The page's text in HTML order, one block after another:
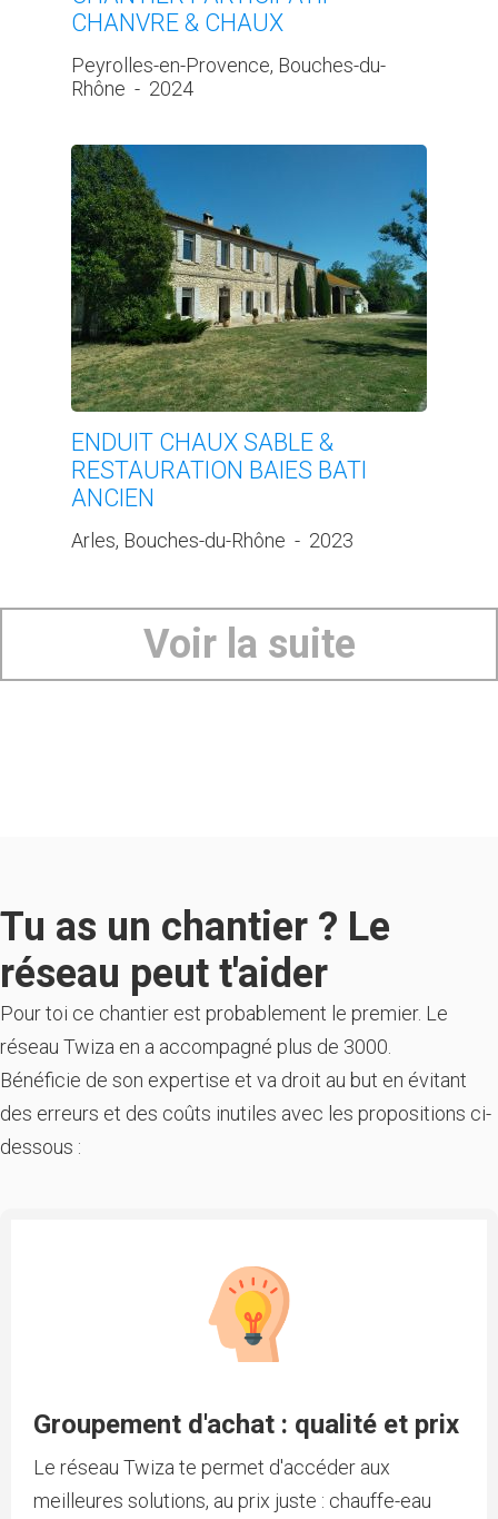
CHANVRE & CHAUX
Peyrolles-en-Provence, Bouches-du-
Rhône - 2024
ENDUIT CHAUX SABLE &
RESTAURATION BAIES BATI
ANCIEN
Arles, Bouches-du-Rhône - 2023
Voir la suite
Tu as un chantier ? Le
réseau peut t'aider
Pour toi ce chantier est probablement le premier. Le
réseau Twiza en a accompagné plus de 3000.
Bénéficie de son expertise et va droit au but en évitant
des erreurs et des coûts inutiles avec les propositions ci-
dessous :
Groupement d'achat : qualité et prix
Le réseau Twiza te permet d'accéder aux
meilleures solutions, au prix juste : chauffe-eau